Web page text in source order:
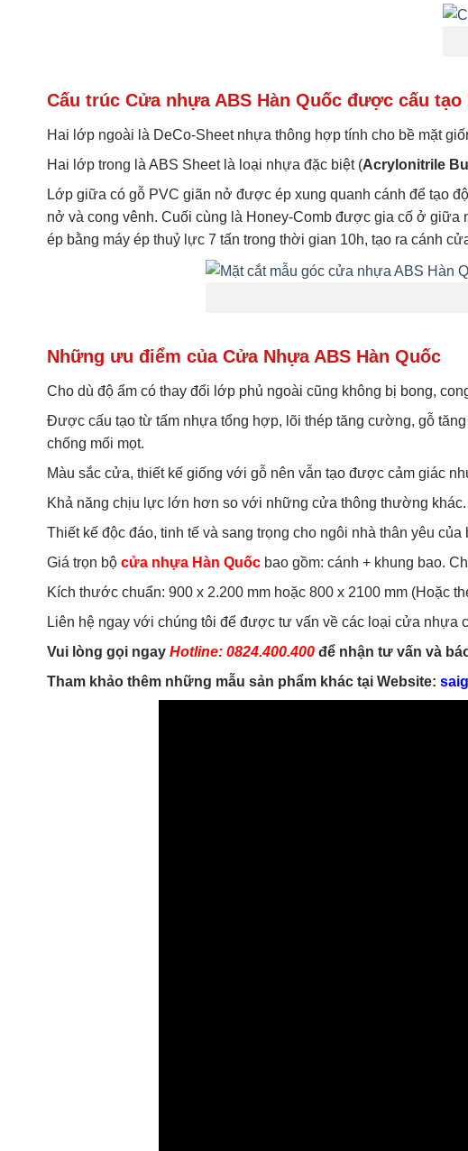
Cấu trúc Cửa nhựa ABS Hàn Quốc được cấu
Hai lớp ngoài là DeCo-Sheet nhựa thông hợp tính cho bề mặt
Hai lớp trong là ABS Sheet là loại nhựa đặc biệt (Acrylonitrile
Lớp giữa có gỗ PVC giãn nở được ép xung quanh cánh để tạo
nở và cong vênh. Cuối cùng là Honey-Comb được gia cố ở
ép bằng máy ép thuỷ lực 7 tấn trong thời gian 10h, tạo ra cánh
Những ưu điểm của Cửa Nhựa ABS Hàn Quốc
Cho dù độ ẩm có thay đổi lớp phủ ngoài cũng không bị bong,
Được cấu tạo từ tấm nhựa tổng hợp, lõi thép tăng cường, gỗ
chống mối mọt.
Màu sắc cửa, thiết kế giống với gỗ nên vẫn tạo được cảm giác
Khả năng chịu lực lớn hơn so với những cửa thông thường khác.
Thiết kế độc đáo, tinh tế và sang trọng cho ngôi nhà thân yêu của
Giá trọn bộ cửa nhựa Hàn Quốc bao gồm: cánh + khung bao.
Kích thước chuẩn: 900 x 2.200 mm hoặc 800 x 2100 mm (Hoặc
Liên hệ ngay với chúng tôi để được tư vấn về các loại cửa nhựa
Vui lòng gọi ngay Hotline: 0824.400.400 để nhận tư vấn và
Tham khảo thêm những mẫu sản phẩm khác tại Website: